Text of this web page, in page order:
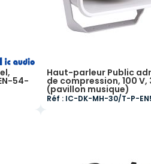
54-
Haut-parleur Public
de compression, 100 V,
(pavillon musique)
Réf : IC-DK-MH-30/T-P-